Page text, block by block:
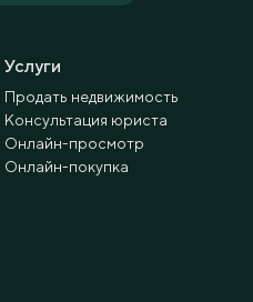
Услуги
Продать недвижимость
Консультация юриста
Онлайн-просмотр
Онлайн-покупка